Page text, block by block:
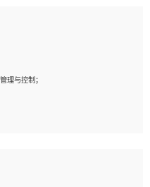
等开源数据库运维管理，
台优先。
强操作系统侧工作经验者优先。
能力。
理与控制；
相应项目开发；